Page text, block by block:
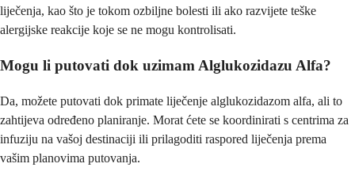
liječenja, kao što je tokom ozbiljne bolesti ili ako razvijete teške
alergijske reakcije koje se ne mogu kontrolisati.
Mogu li putovati dok uzimam Alglukozidazu Alfa?
Da, možete putovati dok primate liječenje alglukozidazom alfa, ali to
zahtijeva određeno planiranje. Morat ćete se koordinirati s centrima za
infuziju na vašoj destinaciji ili prilagoditi raspored liječenja prema
vašim planovima putovanja.